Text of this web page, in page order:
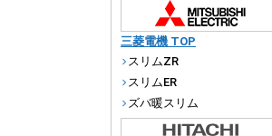
三菱電機 TOP
スリムZR
スリムER
ズバ暖スリム